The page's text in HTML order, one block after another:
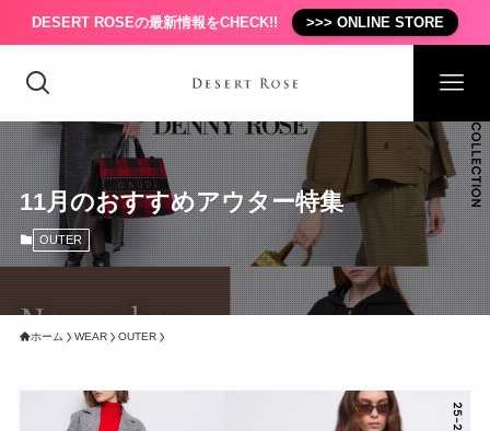
DESERT ROSEの最新情報をCHECK!! >>> ONLINE STORE
11月のおすすめアウター特集
OUTER
ホーム WEAR OUTER